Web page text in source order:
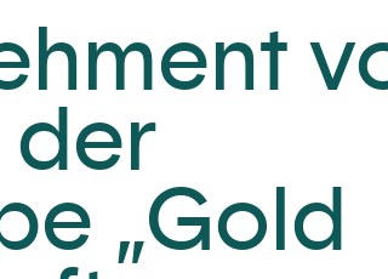
der
„Gold